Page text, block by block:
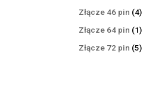
produkty
Złącze 46 pin 44
produkty
Złącze 64 pin 11
produkt
Złącze 72 pin 55